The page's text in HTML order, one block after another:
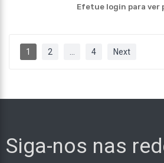
Efetue login para ver
1 2 4 Next
Siga-nos nas